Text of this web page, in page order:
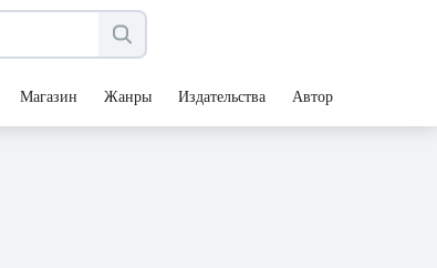
Магазин Жанры Издательства Авторы